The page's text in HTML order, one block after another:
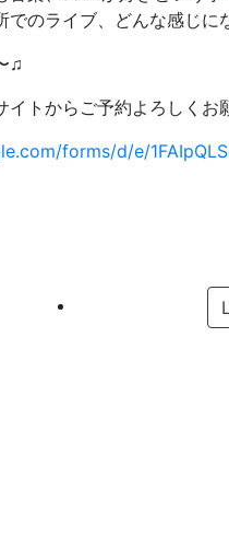
でのライブ、どんな感じに
♫
イトからご予約よろしくお
forms/d/e/